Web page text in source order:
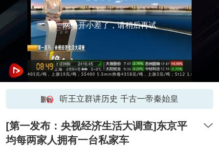
网络开小差了，请稍后再试
听王立群讲历史 千古一帝秦始皇
[第一发布：央视经济生活大调查]东京平
均每两家人拥有一台私家车